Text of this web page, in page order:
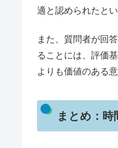
適と認められたと
また、質問者が回
ることには、評価
よりも価値のある
まとめ：